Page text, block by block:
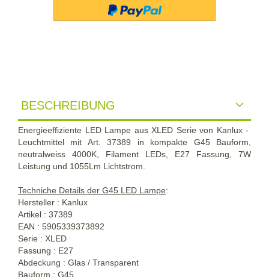
BESCHREIBUNG
Energieeffiziente LED Lampe aus XLED Serie von Kanlux -
Leuchtmittel mit Art. 37389 in kompakte G45 Bauform,
neutralweiss 4000K, Filament LEDs, E27 Fassung, 7W
Leistung und 1055Lm Lichtstrom.
Techniche Details der G45 LED Lampe:
Hersteller : Kanlux
Artikel : 37389
EAN : 5905339373892
Serie : XLED
Fassung : E27
Abdeckung : Glas / Transparent
Bauform : G45